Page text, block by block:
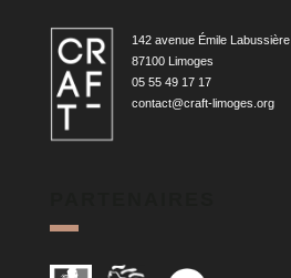
142 avenue Émile Labussière
87100 Limoges
05 55 49 17 17
contact@craft-limoges.org